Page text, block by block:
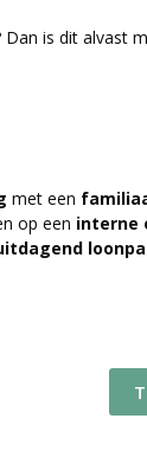
Dan is dit alvast
met een
op een interne